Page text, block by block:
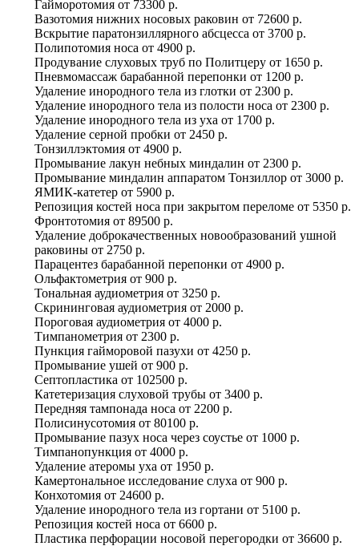
Гайморотомия от 73300 р.
Вазотомия нижних носовых раковин от 72600 р.
Вскрытие паратонзиллярного абсцесса от 3700 р.
Полипотомия носа от 4900 р.
Продувание слуховых труб по Политцеру от 1650 р.
Пневмомассаж барабанной перепонки от 1200 р.
Удаление инородного тела из глотки от 2300 р.
Удаление инородного тела из полости носа от 2300 р.
Удаление инородного тела из уха от 1700 р.
Удаление серной пробки от 2450 р.
Тонзиллэктомия от 4900 р.
Промывание лакун небных миндалин от 2300 р.
Промывание миндалин аппаратом Тонзиллор от 3000 р.
ЯМИК-катетер от 5900 р.
Репозиция костей носа при закрытом переломе от 5350 р.
Фронтотомия от 89500 р.
Удаление доброкачественных новообразований ушной
раковины от 2750 р.
Парацентез барабанной перепонки от 4900 р.
Ольфактометрия от 900 р.
Тональная аудиометрия от 3250 р.
Скрининговая аудиометрия от 2000 р.
Пороговая аудиометрия от 4000 р.
Тимпанометрия от 2300 р.
Пункция гайморовой пазухи от 4250 р.
Промывание ушей от 900 р.
Септопластика от 102500 р.
Катетеризация слуховой трубы от 3400 р.
Передняя тампонада носа от 2200 р.
Полисинусотомия от 80100 р.
Промывание пазух носа через соустье от 1000 р.
Тимпанопункция от 4000 р.
Удаление атеромы уха от 1950 р.
Камертональное исследование слуха от 900 р.
Конхотомия от 24600 р.
Удаление инородного тела из гортани от 5100 р.
Репозиция костей носа от 6600 р.
Пластика перфорации носовой перегородки от 36600 р.